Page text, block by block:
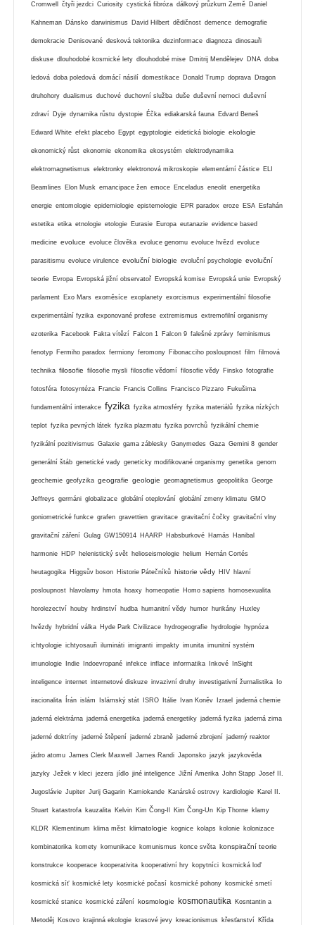
Cromwell čtyři jezdci Curiosity cystická fibróza dálkový průzkum Země Daniel
Kahneman Dánsko darwinismus David Hilbert dědičnost demence demografie
demokracie Denisované desková tektonika dezinformace diagnoza dinosauři
diskuse dlouhodobé kosmické lety dlouhodobé mise Dmitrij Mendělejev DNA doba
ledová doba poledová domácí násilí domestikace Donald Trump doprava Dragon
druhohory dualismus duchové duchovní služba duše duševní nemoci duševní
zdraví Dyje dynamika růstu dystopie Éčka ediakarská fauna Edvard Beneš
Edward White efekt placebo Egypt egyptologie eidetická biologie ekologie
ekonomický růst ekonomie ekonomika ekosystém elektrodynamika
elektromagnetismus elektronky elektronová mikroskopie elementární částice ELI
Beamlines Elon Musk emancipace žen emoce Enceladus eneolit energetika
energie entomologie epidemiologie epistemologie EPR paradox eroze ESA Esfahán
estetika etika etnologie etologie Eurasie Europa eutanazie evidence based
medicine evoluce evoluce člověka evoluce genomu evoluce hvězd evoluce
parasitismu evoluce virulence evoluční biologie evoluční psychologie evoluční
teorie Evropa Evropská jižní observatoř Evropská komise Evropská unie Evropský
parlament Exo Mars exoměsíce exoplanety exorcismus experimentální filosofie
experimentální fyzika exponované profese extremismus extremofilní organismy
ezoterika Facebook Fakta vítězí Falcon 1 Falcon 9 falešné zprávy feminismus
fenotyp Fermiho paradox fermiony feromony Fibonacciho posloupnost film filmová
technika filosofie filosofie mysli filosofie vědomí filosofie vědy Finsko fotografie
fotosféra fotosyntéza Francie Francis Collins Francisco Pizzaro Fukušima
fundamentální interakce fyzika fyzika atmosféry fyzika materiálů fyzika nízkých
teplot fyzika pevných látek fyzika plazmatu fyzika povrchů fyzikální chemie
fyzikální pozitivismus Galaxie gama záblesky Ganymedes Gaza Gemini 8 gender
generální štáb genetické vady geneticky modifikované organismy genetika genom
geochemie geofyzika geografie geologie geomagnetismus geopolitika George
Jeffreys germáni globalizace globální oteplování globální zmeny klimatu GMO
goniometrické funkce grafen gravettien gravitace gravitační čočky gravitační vlny
gravitační záření Gulag GW150914 HAARP Habsburkové Hamás Hanibal
harmonie HDP helenistický svět helioseismologie helium Hernán Cortés
heutagogika Higgsův boson Historie Pátečníků historie vědy HIV hlavní
posloupnost hlavolamy hmota hoaxy homeopatie Homo sapiens homosexualita
horolezectví houby hrdinství hudba humanitní vědy humor hurikány Huxley
hvězdy hybridní válka Hyde Park Civilizace hydrogeografie hydrologie hypnóza
ichtyologie ichtyosauři ilumináti imigranti impakty imunita imunitní systém
imunologie Indie Indoevropané infekce inflace informatika Inkové InSight
inteligence internet internetové diskuze invazivní druhy investigativní žurnalistika Io
iracionalita Írán islám Islámský stát ISRO Itálie Ivan Koněv Izrael jaderná chemie
jaderná elektrárna jaderná energetika jaderná energetiky jaderná fyzika jaderná zima
jaderné doktríny jaderné štěpení jaderné zbraně jaderné zbrojení jaderný reaktor
jádro atomu James Clerk Maxwell James Randi Japonsko jazyk jazykověda
jazyky Ježek v kleci jezera jídlo jiné inteligence Jižní Amerika John Stapp Josef II.
Jugoslávie Jupiter Jurij Gagarin Kamiokande Kanárské ostrovy kardiologie Karel II.
Stuart katastrofa kauzalita Kelvin Kim Čong-Il Kim Čong-Un Kip Thorne klamy
KLDR Klementinum klima měst klimatologie kognice kolaps kolonie kolonizace
kombinatorika komety komunikace komunismus konce světa konspirační teorie
konstrukce kooperace kooperativita kooperativní hry kopytníci kosmická loď
kosmická síť kosmické lety kosmické počasí kosmické pohony kosmické smetí
kosmické stanice kosmické záření kosmologie kosmonautika Kosntantin a
Metoděj Kosovo krajinná ekologie krasové jevy kreacionismus křesťanství Křída